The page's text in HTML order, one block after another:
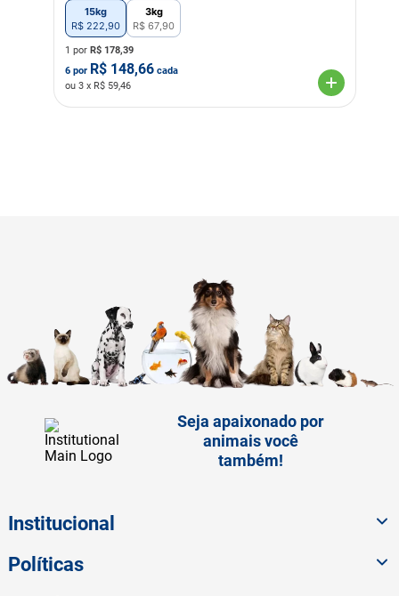
15kg
R$ 222,90
3kg
R$ 67,90
1 por R$ 178,39
6 por R$ 148,66 cada
ou 3 x R$ 59,46
Seja apaixonado por
animais você
também!
Institucional
Políticas